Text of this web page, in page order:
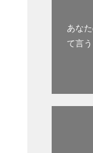
あな
て言う